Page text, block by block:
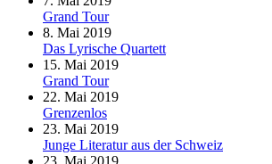
Grand Tour
8. Mai 2019
Das Lyrische Quartett
15. Mai 2019
Grand Tour
22. Mai 2019
Grenzenlos
23. Mai 2019
Junge Literatur aus der Schweiz
23. Mai 2019